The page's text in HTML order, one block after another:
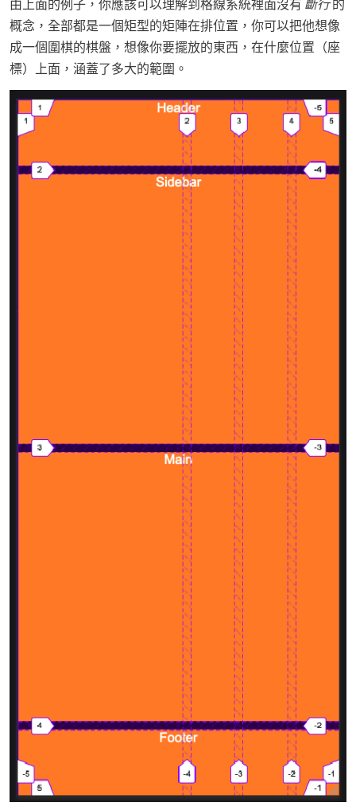
由上面的例子，你應該可以理解到格線系統裡面沒有 斷行的
概念，全部都是一個矩型的矩陣在排位置，你可以把他想像
成一個圍棋的棋盤，想像你要擺放的東西，在什麼位置（座
標）上面，涵蓋了多大的範圍。